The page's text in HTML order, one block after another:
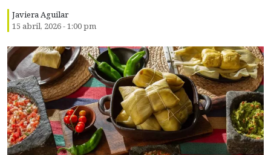
Javiera Aguilar
15 abril, 2026 - 1:00 pm